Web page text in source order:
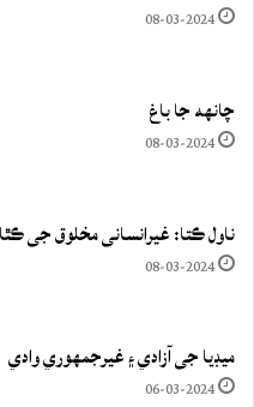
08-03-2024
چانهه جا باغ
08-03-2024
ناول ڪتا: غيرانساني مخلوق جي ڪٿا
08-03-2024
ميڊيا جي آزادي ۽ غيرجمھوري وادي
06-03-2024